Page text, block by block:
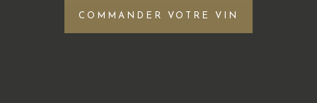
COMMANDER VOTRE VIN